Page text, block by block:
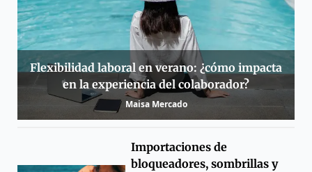
Flexibilidad laboral en verano: ¿cómo impacta
en la experiencia del colaborador?
Maisa Mercado
Importaciones de
bloqueadores, sombrillas y